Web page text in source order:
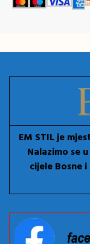
EM STIL je
Nalazimo se
cijele Bosne